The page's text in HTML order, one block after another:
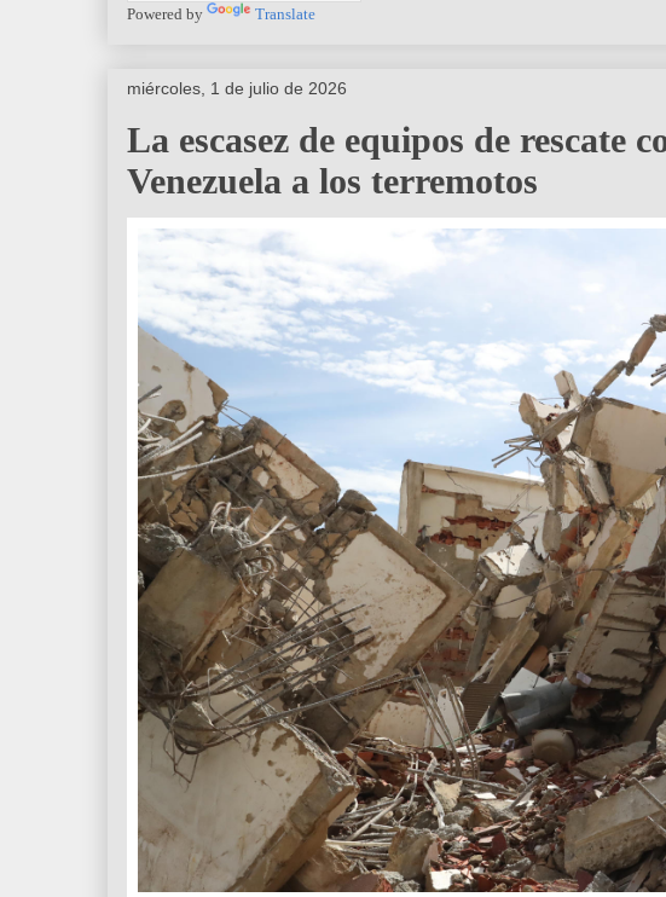
Powered by Translate
miércoles, 1 de julio de 2026
La escasez de equipos de rescate
Venezuela a los terremotos